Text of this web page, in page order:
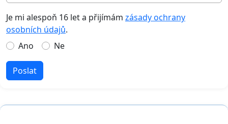
Je mi alespoň 16 let a přijímám zásady ochrany
osobních údajů.
Ano
Ne
Poslat